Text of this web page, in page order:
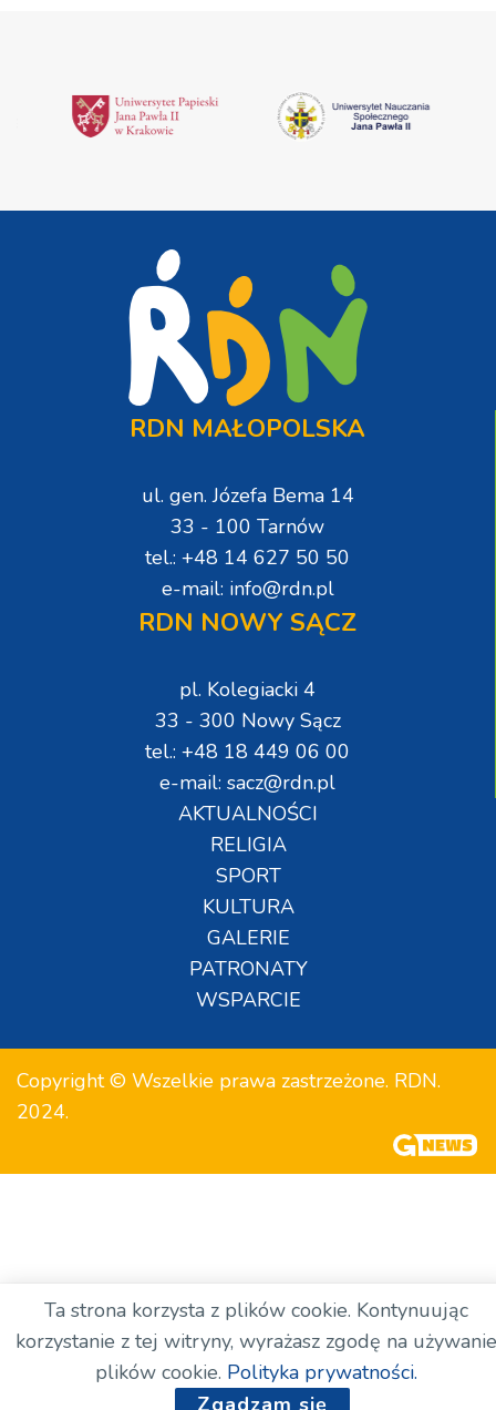
RDN MAŁOPOLSKA
ul. gen. Józefa Bema 14
33 - 100 Tarnów
tel.: +48 14 627 50 50
e-mail: info@rdn.pl
RDN NOWY SĄCZ
pl. Kolegiacki 4
33 - 300 Nowy Sącz
tel.: +48 18 449 06 00
e-mail: sacz@rdn.pl
AKTUALNOŚCI
RELIGIA
SPORT
KULTURA
GALERIE
PATRONATY
WSPARCIE
Copyright © Wszelkie prawa zastrzeżone. RDN.
2024.
Ta strona korzysta z plików cookie. Kontynuując
korzystanie z tej witryny, wyrażasz zgodę na używanie
plików cookie. Polityka prywatności.
Zgadzam się